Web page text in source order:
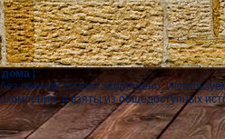
дома
прямой ссылки запрещено.
и взяты из общедоступных